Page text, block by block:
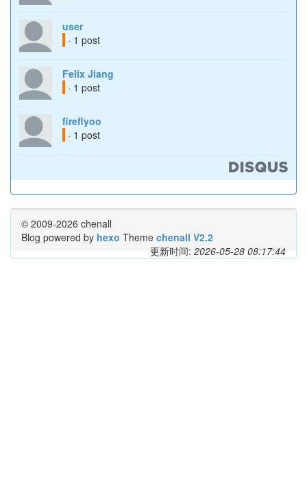
user
· 1 post
Felix Jiang
· 1 post
fireflyoo
· 1 post
© 2009-2026 chenall
Blog powered by hexo Theme chenall V2.2
更新时间: 2026-05-28 08:17:44